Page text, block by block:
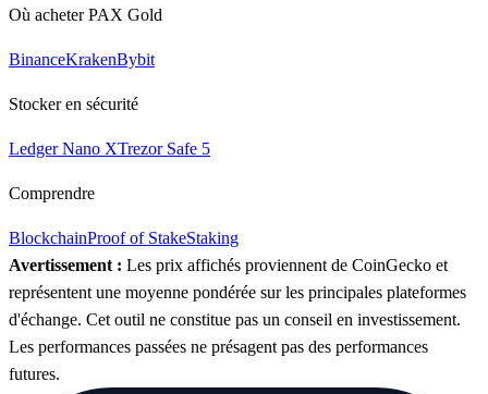
Où acheter PAX Gold
BinanceKrakenBybit
Stocker en sécurité
Ledger Nano XTrezor Safe 5
Comprendre
BlockchainProof of StakeStaking
Avertissement : Les prix affichés proviennent de CoinGecko et
représentent une moyenne pondérée sur les principales plateformes
d'échange. Cet outil ne constitue pas un conseil en investissement.
Les performances passées ne présagent pas des performances
futures.